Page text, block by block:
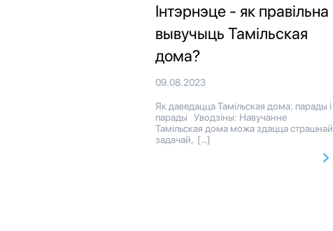
Інтэрнэце - як правільна
вывучыць Тамільская
дома?
09.08.2023
Як даведацца Тамільская дома: парады і
парады Уводзіны: Навучанне
Тамільская дома можа здацца страшнай
задачай, […]